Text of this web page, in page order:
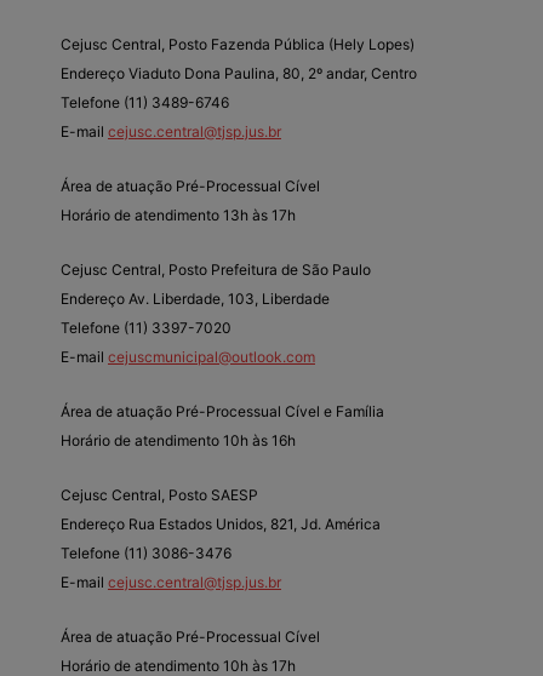
Cejusc Central, Posto Fazenda Pública (Hely Lopes)
Endereço Viaduto Dona Paulina, 80, 2º andar, Centro
Telefone (11) 3489-6746
E-mail cejusc.central@tjsp.jus.br
Área de atuação Pré-Processual Cível
Horário de atendimento 13h às 17h
Cejusc Central, Posto Prefeitura de São Paulo
Endereço Av. Liberdade, 103, Liberdade
Telefone (11) 3397-7020
E-mail cejuscmunicipal@outlook.com
Área de atuação Pré-Processual Cível e Família
Horário de atendimento 10h às 16h
Cejusc Central, Posto SAESP
Endereço Rua Estados Unidos, 821, Jd. América
Telefone (11) 3086-3476
E-mail cejusc.central@tjsp.jus.br
Área de atuação Pré-Processual Cível
Horário de atendimento 10h às 17h